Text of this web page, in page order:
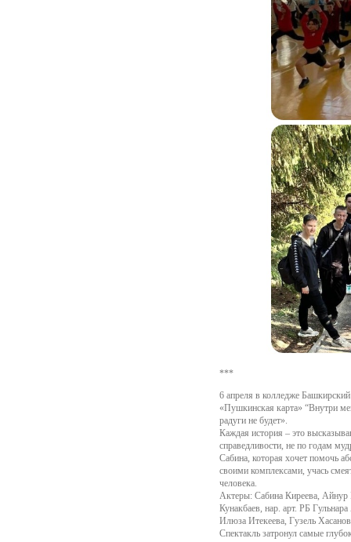
***
6 апреля в колледже
«Пушкинская карта» “Внутри
радуги не будет».
Каждая история – это
справедливости, не по годам
Сабина, которая хочет помочь
своими комплексами, учась
человека.
Актеры: Сабина Киреева, Айнур
Кунакбаев, нар. арт. РБ
Илюза Итекеева, Гузель
Спектакль затронул самые